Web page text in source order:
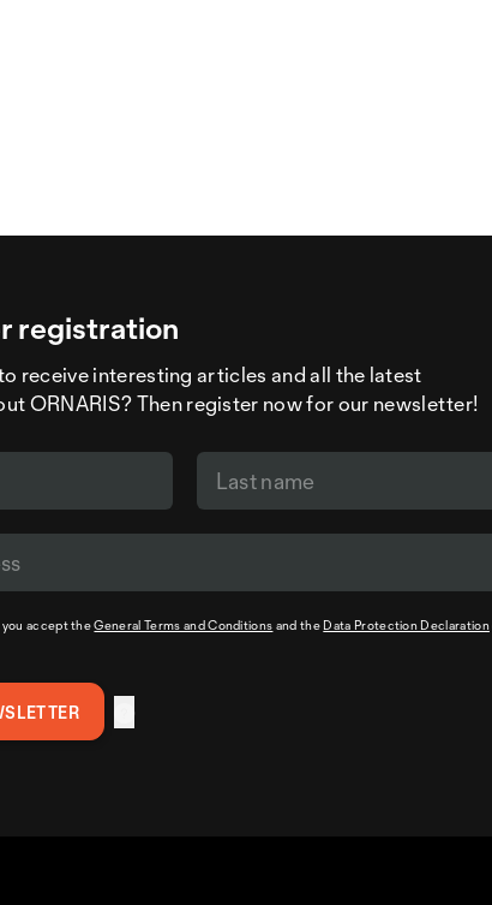
registration
receive interesting articles and all the latest
ORNARIS? Then register now for our newsletter!
you accept theGeneral Terms and Conditions and the Data Protection Declaration